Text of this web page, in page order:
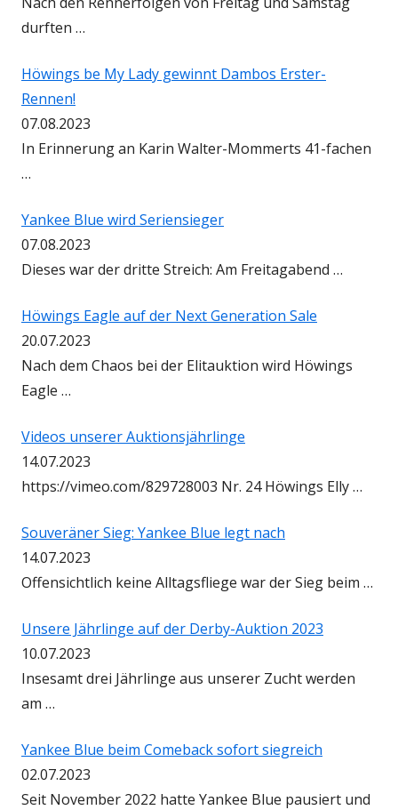
durften …
Höwings be My Lady gewinnt Dambos Erster-
Rennen!
07.08.2023
In Erinnerung an Karin Walter-Mommerts 41-fachen
…
Yankee Blue wird Seriensieger
07.08.2023
Dieses war der dritte Streich: Am Freitagabend …
Höwings Eagle auf der Next Generation Sale
20.07.2023
Nach dem Chaos bei der Elitauktion wird Höwings
Eagle …
Videos unserer Auktionsjährlinge
14.07.2023
https://vimeo.com/829728003 Nr. 24 Höwings Elly …
Souveräner Sieg: Yankee Blue legt nach
14.07.2023
Offensichtlich keine Alltagsfliege war der Sieg beim …
Unsere Jährlinge auf der Derby-Auktion 2023
10.07.2023
Insesamt drei Jährlinge aus unserer Zucht werden
am …
Yankee Blue beim Comeback sofort siegreich
02.07.2023
Seit November 2022 hatte Yankee Blue pausiert und